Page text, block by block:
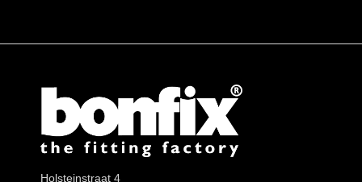
Holsteinstraat 4